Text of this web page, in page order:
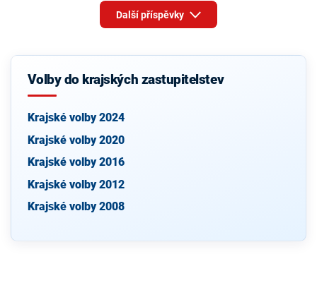
Další příspěvky
Volby do krajských zastupitelstev
Krajské volby 2024
Krajské volby 2020
Krajské volby 2016
Krajské volby 2012
Krajské volby 2008